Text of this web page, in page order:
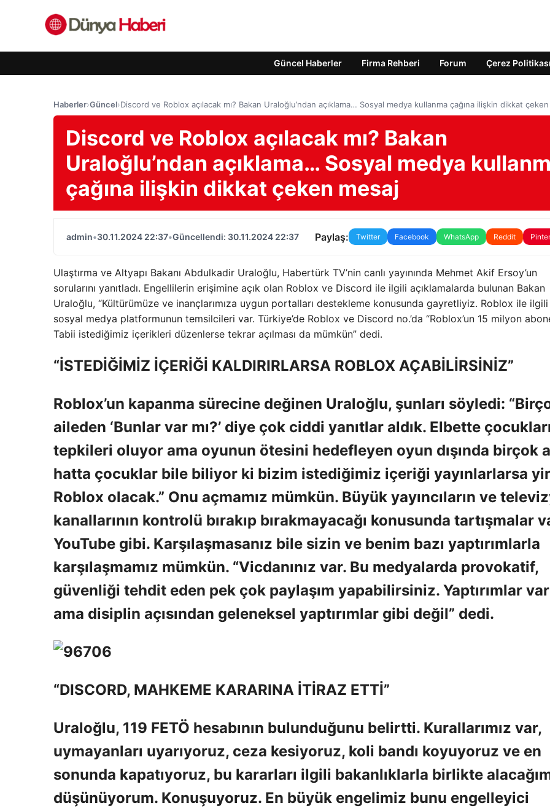
Güncel Haberler Firma Rehberi Forum Çerez Politikası
Haberler›Güncel›Discord ve Roblox açılacak mı? Bakan Uraloğlu’ndan açıklama… Sosyal medya kullanma çağına ilişkin dikkat
Discord ve Roblox açılacak mı? Bakan
Uraloğlu’ndan açıklama… Sosyal medya
çağına ilişkin dikkat çeken mesaj
admin•30.11.2024 22:37•Güncellendi: 30.11.2024 22:37 Paylaş: Twitter Facebook WhatsApp Reddit
Ulaştırma ve Altyapı Bakanı Abdulkadir Uraloğlu, Habertürk TV’nin canlı yayınında Mehmet Akif Ersoy’un
sorularını yanıtladı. Engellilerin erişimine açık olan Roblox ve Discord ile ilgili açıklamalarda bulunan Bakan
Uraloğlu, “Kültürümüze ve inançlarımıza uygun portalları destekleme konusunda gayretliyiz. Roblox ile
sosyal medya platformunun temsilcileri var. Türkiye’de Roblox ve Discord no.’da “Roblox’un 15 milyon
Tabii istediğimiz içerikleri düzenlerse tekrar açılması da mümkün” dedi.
“İSTEDİĞİMİZ İÇERİĞİ KALDIRIRLARSA ROBLOX AÇABİLİRSİNİZ”
Roblox’un kapanma sürecine değinen Uraloğlu, şunları söyledi:
aileden ‘Bunlar var mı?’ diye çok ciddi yanıtlar aldık. Elbette
tepkileri oluyor ama oyunun ötesini hedefleyen oyun dışında birçok
hatta çocuklar bile biliyor ki bizim istediğimiz içeriği yayınlarlarsa
Roblox olacak.” Onu açmamız mümkün. Büyük yayıncıların ve
kanallarının kontrolü bırakıp bırakmayacağı konusunda tartışmalar
YouTube gibi. Karşılaşmasanız bile sizin ve benim bazı yaptırımlarla
karşılaşmamız mümkün. “Vicdanınız var. Bu medyalarda provokatif,
güvenliği tehdit eden pek çok paylaşım yapabilirsiniz. Yaptırımlar var
ama disiplin açısından geleneksel yaptırımlar gibi değil” dedi.
“DISCORD, MAHKEME KARARINA İTİRAZ ETTİ”
Uraloğlu, 119 FETÖ hesabının bulunduğunu belirtti. Kurallarımız var,
uymayanları uyarıyoruz, ceza kesiyoruz, koli bandı koyuyoruz ve en
sonunda kapatıyoruz, bu kararları ilgili bakanlıklarla birlikte
düşünüyorum. Konuşuyoruz. En büyük engelimiz bunu engelleyici